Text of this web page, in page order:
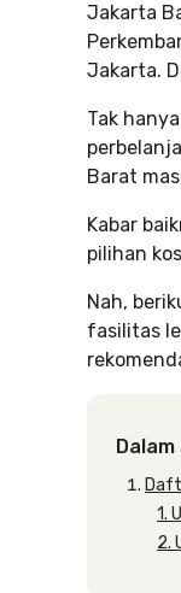
Jakarta
Jakarta.
Tak
Barat
Kabar
pilihan
Nah,
fasilitas
1.
2.